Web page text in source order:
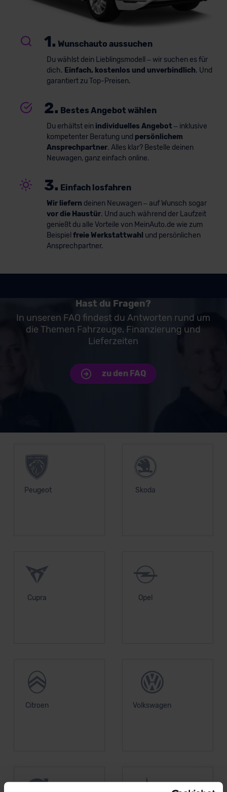
1. Wunschauto aussuchen
Du wählst dein Lieblingsmodell – wir suchen es für
dich. Einfach, kostenlos und unverbindlich. Und
garantiert zu Top-Preisen.
2. Bestes Angebot wählen
Du erhältst ein individuelles Angebot – inklusive
kompetenter Beratung und persönlichem
Ansprechpartner. Alles klar? Bestelle deinen
Neuwagen, ganz einfach online.
3. Einfach losfahren
Wir liefern deinen Neuwagen – auf Wunsch sogar
vor die Haustür. Und auch während der Laufzeit
genießt du alle Vorteile von MeinAuto.de wie zum
Beispiel freie Werkstattwahl und persönlichen
Ansprechpartner.
Hast du Fragen?
In unseren FAQ findest du Antworten rund um
die Themen Fahrzeuge, Finanzierung und
Lieferzeiten
zu den FAQ
Peugeot Skoda
Cupra Opel
Citroen Volkswagen